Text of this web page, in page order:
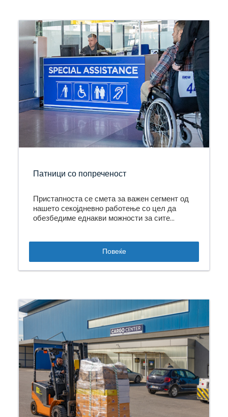
Патници со попреченост
Пристапноста се смета за важен сегмент од
нашето секојдневно работење со цел да
обезбедиме еднакви можности за сите
Повеќе